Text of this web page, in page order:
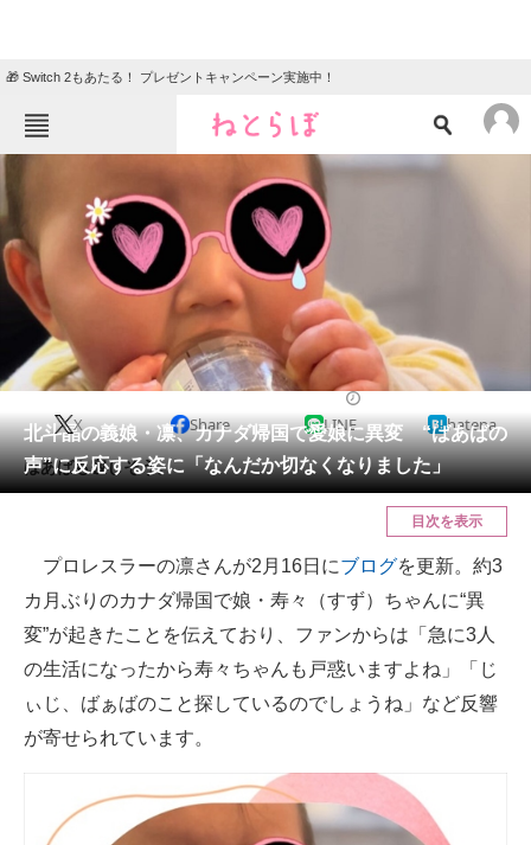
🎁 Switch 2もあたる！ プレゼントキャンペーン実施中！
ニュース
エンタメ クイズ
グルメ 地域
住まい 教育・育児
動物 リサーチ
会員記事
メディア
スマホと通信の最新トレンド
進化するPCとデバイスの未来
好きが集まる 比べて選べる
ビジネスと働き方のヒント
AI活用のいまが分かる
北斗晶の義娘・凛、カナダ帰国で愛娘に異変 “ばあばの
声”に反応する姿に「なんだか切なくなりました」
X Share LINE hatena
ばあばも寂しそう。
目次を表示
プロレスラーの凛さんが2月16日にブログを更新。約3
カ月ぶりのカナダ帰国で娘・寿々（すず）ちゃんに“異
変”が起きたことを伝えており、ファンからは「急に3人
の生活になったから寿々ちゃんも戸惑いますよね」「じ
ぃじ、ばぁばのこと探しているのでしょうね」など反響
が寄せられています。